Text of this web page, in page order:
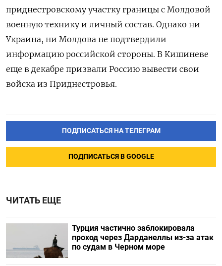
приднестровскому участку границы с Молдовой
военную технику и личный состав. Однако ни
Украина, ни Молдова не подтвердили
информацию российской стороны. В Кишиневе
еще в декабре призвали Россию вывести свои
войска из Приднестровья.
ПОДПИСАТЬСЯ НА ТЕЛЕГРАМ
ПОДПИСАТЬСЯ В GOOGLE
ЧИТАТЬ ЕЩЕ
Турция частично заблокировала
проход через Дарданеллы из-за атак
по судам в Черном море